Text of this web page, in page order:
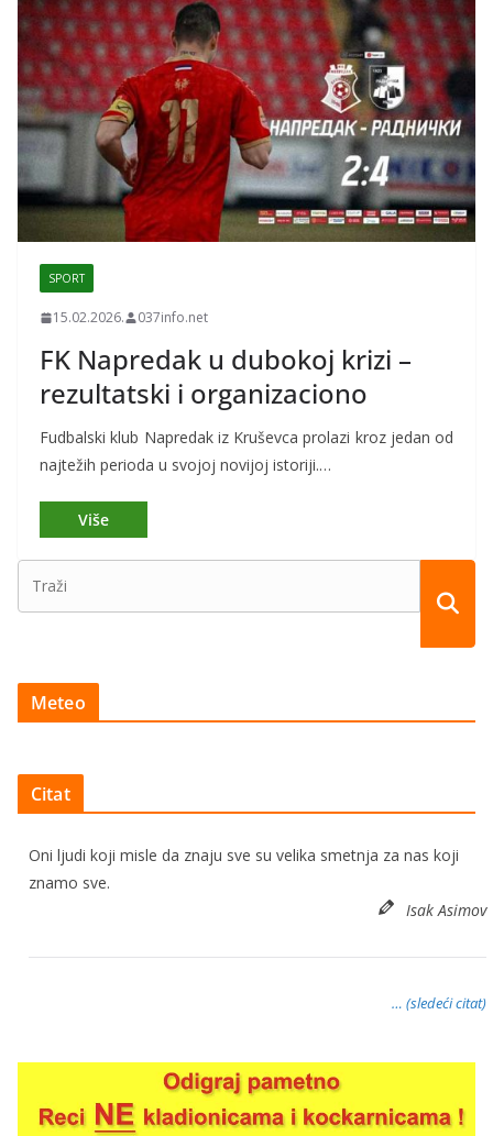
SPORT
15.02.2026. 037info.net
FK Napredak u dubokoj krizi –
rezultatski i organizaciono
Fudbalski klub Napredak iz Kruševca prolazi kroz jedan od
najtežih perioda u svojoj novijoj istoriji.…
Meteo
Citat
Oni ljudi koji misle da znaju sve su velika smetnja za nas koji
znamo sve.
Isak Asimov
… (sledeći citat)